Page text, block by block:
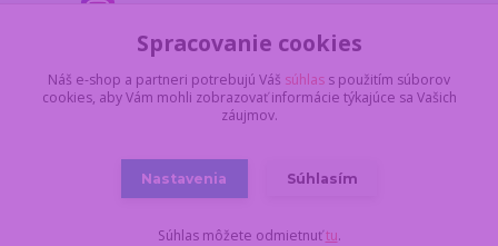
Spracovanie cookies
Náš e-shop a partneri potrebujú Váš súhlas s použitím súborov
cookies, aby Vám mohli zobrazovať informácie týkajúce sa Vašich
záujmov.
Nastavenia Súhlasím
Súhlas môžete odmietnuťtu.